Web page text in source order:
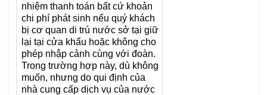
nhiệm thanh toán bất cứ khoản
chi phí phát sinh nếu quý khách
bị cơ quan di trú nước sở tại giữ
lại tại cửa khẩu hoặc không cho
phép nhập cảnh cùng với đoàn.
Trong trường hợp này, dù không
muốn, nhưng do qui định của
nhà cung cấp dịch vụ của nước